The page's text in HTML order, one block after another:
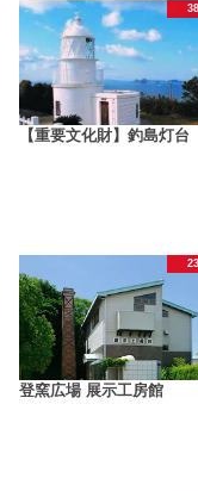
【重要文化財】釣島灯台
登窯広場 展示工房館